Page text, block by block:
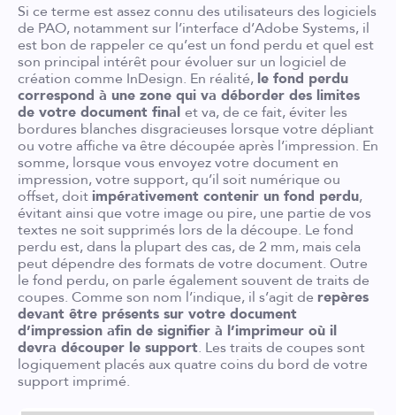
Si ce terme est assez connu des utilisateurs des logiciels
de PAO, notamment sur l’interface d’Adobe Systems, il
est bon de rappeler ce qu’est un fond perdu et quel est
son principal intérêt pour évoluer sur un logiciel de
création comme InDesign. En réalité, le fond perdu
correspond à une zone qui va déborder des limites
de votre document final et va, de ce fait, éviter les
bordures blanches disgracieuses lorsque votre dépliant
ou votre affiche va être découpée après l’impression. En
somme, lorsque vous envoyez votre document en
impression, votre support, qu’il soit numérique ou
offset, doit impérativement contenir un fond perdu,
évitant ainsi que votre image ou pire, une partie de vos
textes ne soit supprimés lors de la découpe. Le fond
perdu est, dans la plupart des cas, de 2 mm, mais cela
peut dépendre des formats de votre document. Outre
le fond perdu, on parle également souvent de traits de
coupes. Comme son nom l’indique, il s’agit de repères
devant être présents sur votre document
d’impression afin de signifier à l’imprimeur où il
devra découper le support. Les traits de coupes sont
logiquement placés aux quatre coins du bord de votre
support imprimé.